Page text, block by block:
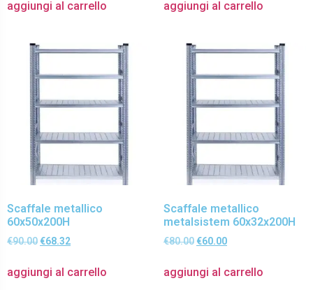
aggiungi al carrello aggiungi al carrello
Scaffale metallico
60x50x200H
€90.00 €68.32
aggiungi al carrello
Scaffale metallico
metalsistem 60x32x200H
€80.00 €60.00
aggiungi al carrello